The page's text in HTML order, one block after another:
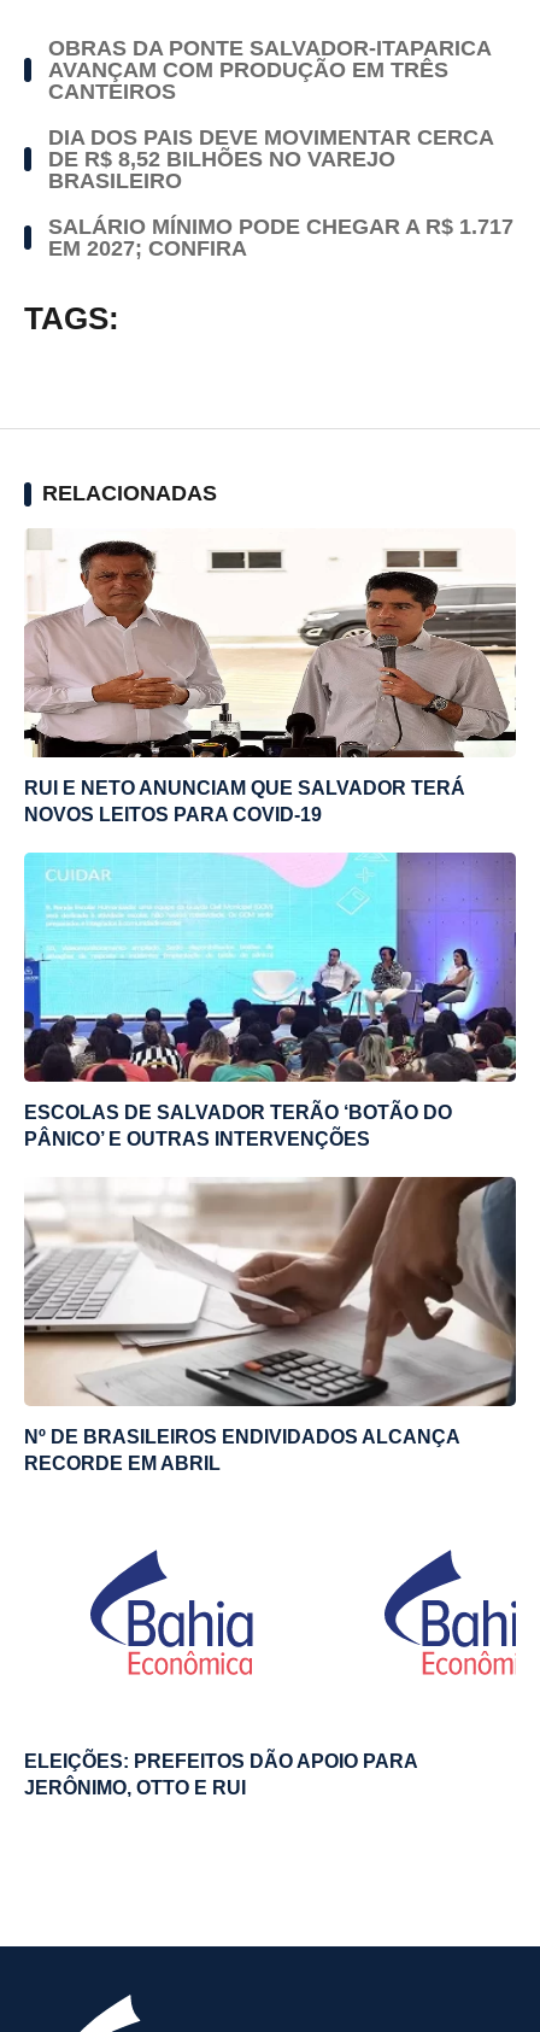
OBRAS DA PONTE SALVADOR-ITAPARICA
AVANÇAM COM PRODUÇÃO EM TRÊS
CANTEIROS
DIA DOS PAIS DEVE MOVIMENTAR CERCA
DE R$ 8,52 BILHÕES NO VAREJO
BRASILEIRO
SALÁRIO MÍNIMO PODE CHEGAR A R$ 1.717
EM 2027; CONFIRA
TAGS:
RELACIONADAS
RUI E NETO ANUNCIAM QUE SALVADOR TERÁ
NOVOS LEITOS PARA COVID-19
ESCOLAS DE SALVADOR TERÃO ‘BOTÃO DO
PÂNICO’ E OUTRAS INTERVENÇÕES
Nº DE BRASILEIROS ENDIVIDADOS ALCANÇA
RECORDE EM ABRIL
ELEIÇÕES: PREFEITOS DÃO APOIO PARA
JERÔNIMO, OTTO E RUI